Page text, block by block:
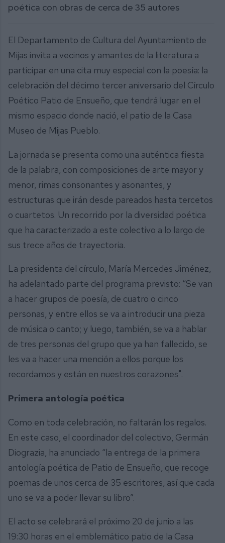
poética con obras de cerca de 35 autores
El Departamento de Cultura del Ayuntamiento de
Mijas invita a vecinos y amantes de la literatura a
participar en una cita muy especial con la poesía: la
celebración del décimo tercer aniversario del Círculo
Poético Patio de Ensueño, que tendrá lugar en el
mismo espacio donde nació, el patio de la Casa
Museo de Mijas Pueblo.
La jornada se presenta como una auténtica fiesta
de la palabra, con composiciones de arte mayor y
menor, rimas consonantes y asonantes, y
estructuras que irán desde pareados hasta tercetos
o cuartetos. Un recorrido por la diversidad poética
que ha caracterizado a este colectivo a lo largo de
sus trece años de trayectoria.
La presidenta del círculo, María Mercedes Jiménez,
ha adelantado parte del programa previsto: “Se van
a hacer grupos de poesía, de cuatro o cinco
personas, y entre ellos se va a introducir una pieza
de música o canto; y luego, también, se va a hablar
de tres personas del grupo que ya han fallecido, se
les va a hacer una mención a ellos porque los
recordamos y están en nuestros corazones".
Primera antología poética
Como en toda celebración, no faltarán los regalos.
En este caso, el coordinador del colectivo, Germán
Diograzia, ha anunciado “la entrega de la primera
antología poética de Patio de Ensueño, que recoge
poemas de unos cerca de 35 escritores, así que cada
uno se va a poder llevar su libro”.
El acto se celebrará el próximo 20 de junio a las
19:30 horas en el emblemático patio de la Casa